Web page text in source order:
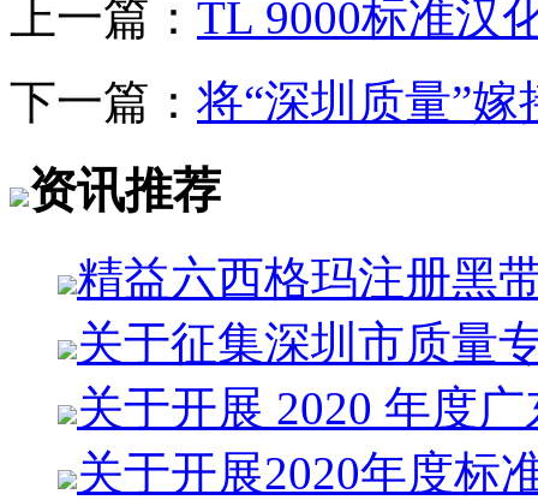
上一篇： TL 9000标准汉
下一篇： 将“深圳质量”
资讯推荐
精益六西格玛注册黑
关于征集深圳市质量
关于开展 2020 年度
关于开展2020年度标